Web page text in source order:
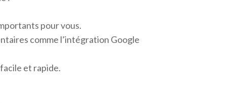
pour vous.
comme l’intégration Google
et rapide.